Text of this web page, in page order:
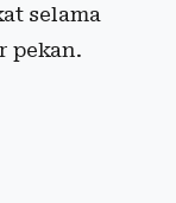
selama
pekan.